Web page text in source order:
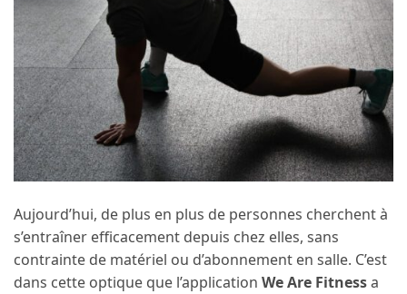
Aujourd’hui, de plus en plus de personnes cherchent à
s’entraîner efficacement depuis chez elles, sans
contrainte de matériel ou d’abonnement en salle. C’est
dans cette optique que l’application We Are Fitnessa